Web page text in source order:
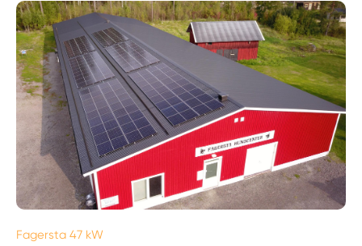
Fagersta 47 kW